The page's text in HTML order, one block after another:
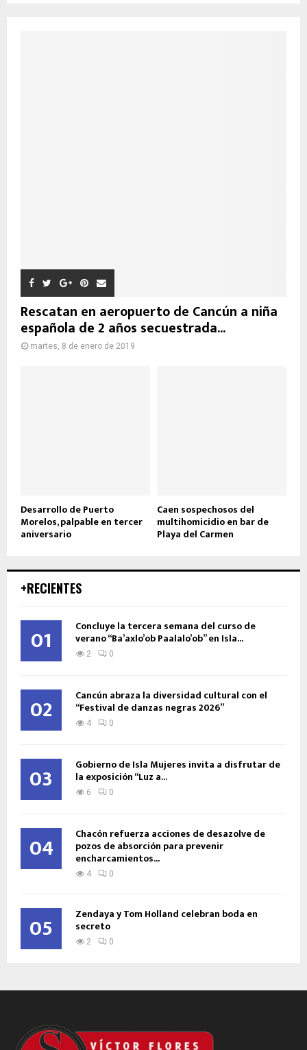
Rescatan en aeropuerto de Cancún a niña
española de 2 años secuestrada...
martes, 8 de enero de 2019
Desarrollo de Puerto
Morelos, palpable en tercer
aniversario
Caen sospechosos del
multihomicidio en bar de
Playa del Carmen
+RECIENTES
01 Concluye la tercera semana del curso de
verano “Ba’axlo’ob Paalalo’ob” en Isla...
2 0
02 Cancún abraza la diversidad cultural con el
“Festival de danzas negras 2026”
4 0
03 Gobierno de Isla Mujeres invita a disfrutar de
la exposición “Luz a...
6 0
04 Chacón refuerza acciones de desazolve de
pozos de absorción para prevenir
encharcamientos...
4 0
05 Zendaya y Tom Holland celebran boda en
secreto
2 0